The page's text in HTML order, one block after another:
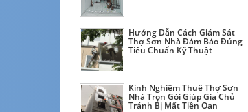
Hướng Dẫn Cách Giám Sát
Thợ Sơn Nhà Đảm Bảo Đúng
Tiêu Chuẩn Kỹ Thuật
Kinh Nghiệm Thuê Thợ Sơn
Nhà Trọn Gói Giúp Gia Chủ
Tránh Bị Mất Tiền Oan